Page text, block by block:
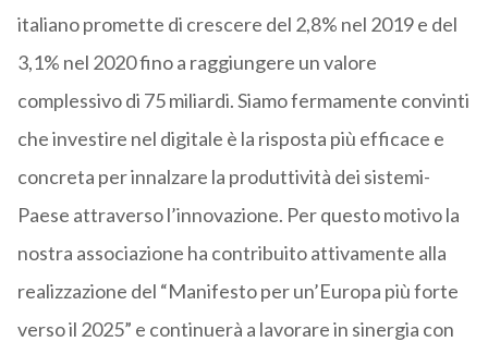
italiano promette di crescere del 2,8% nel 2019 e del
3,1% nel 2020 fino a raggiungere un valore
complessivo di 75 miliardi. Siamo fermamente convinti
che investire nel digitale è la risposta più efficace e
concreta per innalzare la produttività dei sistemi-
Paese attraverso l’innovazione. Per questo motivo la
nostra associazione ha contribuito attivamente alla
realizzazione del “Manifesto per un’Europa più forte
verso il 2025” e continuerà a lavorare in sinergia con